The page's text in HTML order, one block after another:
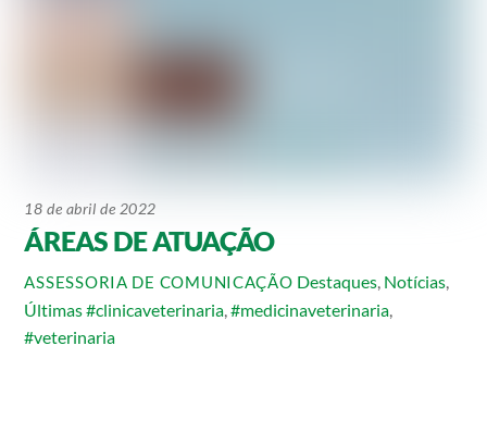
18 de abril de 2022
ÁREAS DE ATUAÇÃO
ASSESSORIA DE COMUNICAÇÃO Destaques, Notícias,
Últimas#clinicaveterinaria ,#medicinaveterinaria
#veterinaria